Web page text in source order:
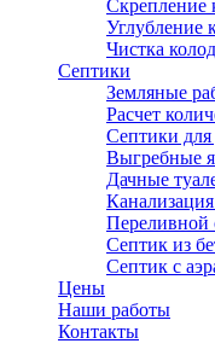
Скрепление
Углубление
Чистка
Септики
Земляные
Расчет
Септики для
Выгребные
Дачные
Переливной
Септик из
Септик с
Цены
Наши работы
Контакты